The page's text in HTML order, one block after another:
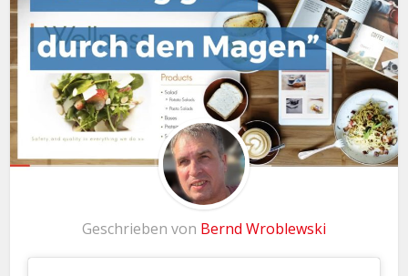
Geschrieben von Bernd Wroblewski